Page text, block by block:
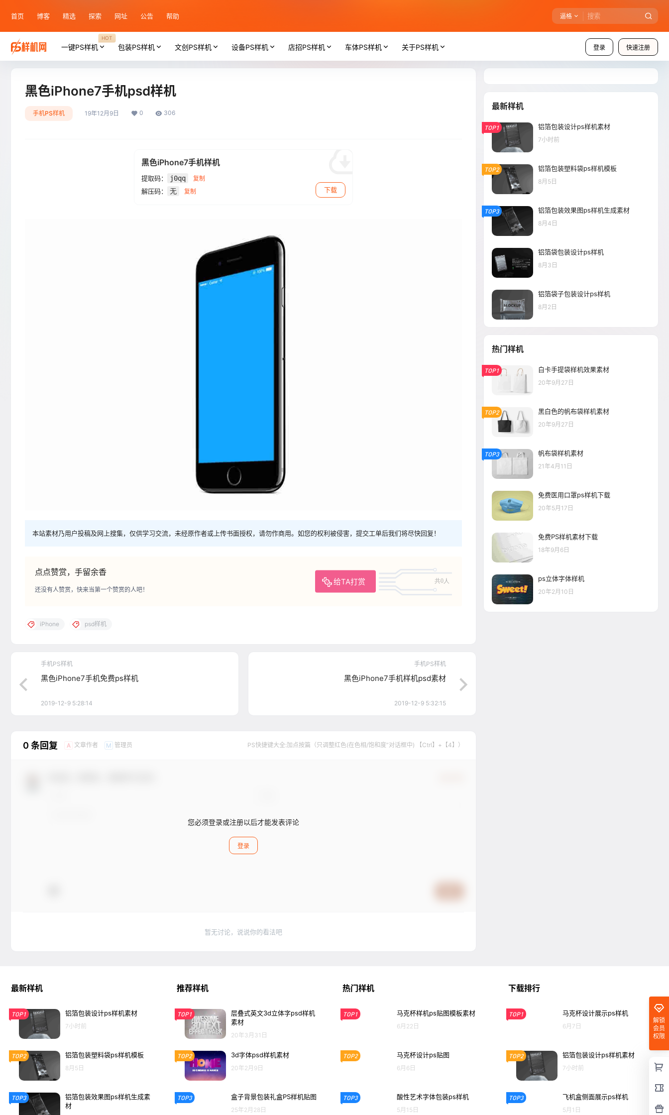
首页 博客 精选 探索 网址 公告 帮助 逼格
登录 快速注册
一键PS样机
HOT
包装PS样机 文创PS样机 设备PS样机 店招PS样机 车体PS样机 关于PS样机
黑色iPhone7手机psd样机
手机PS样机 19年12月9日 0 306
黑色iPhone7手机样机
提取码： j0qq 复制
解压码： 无 复制 下载
本站素材乃用户投稿及网上搜集，仅供学习交流，未经原作者或上传书面授权，请勿作商用。如您的权利被侵害，提交工单后我们将尽快回复！
点点赞赏，手留余香
给TA打赏 共0人
还没有人赞赏，快来当第一个赞赏的人吧！
iPhone psd样机
手机PS样机
黑色iPhone7手机免费ps样机
2019-12-9 5:28:14
手机PS样机
黑色iPhone7手机样机psd素材
2019-12-9 5:32:15
0 条回复 A 文章作者 M 管理员 PS快捷键大全:加点按篇（只调整红色(在色相/饱和度”对话框中) 【Ctrl】+【4】）
您必须登录或注册以后才能发表评论
登录
暂无讨论，说说你的看法吧
最新样机
TOP1 铝箔包装设计ps样机素材
7小时前
TOP2 铝箔包装塑料袋ps样机模板
8月5日
TOP3 铝箔包装效果图ps样机生成素材
8月4日
铝箔袋包装设计ps样机
8月3日
铝箔袋子包装设计ps样机
8月2日
热门样机
TOP1 白卡手提袋样机效果素材
20年9月27日
TOP2 黑白色的帆布袋样机素材
20年9月27日
TOP3 帆布袋样机素材
21年4月11日
免费医用口罩ps样机下载
20年5月17日
免费PS样机素材下载
18年9月6日
ps立体字体样机
20年2月10日
解锁
会员
权限
最新样机
TOP1 铝箔包装设计ps样机素材
7小时前
TOP2 铝箔包装塑料袋ps样机模板
8月5日
TOP3
铝箔包装效果图ps样机生成素
材
推荐样机
TOP1
层叠式英文3d立体字psd样机
素材
20年3月31日
TOP2 3d字体psd样机素材
20年2月9日
TOP3 盒子背景包装礼盒PS样机贴图
25年2月28日
热门样机
TOP1 马克杯样机ps贴图模板素材
6月22日
TOP2 马克杯设计ps贴图
6月6日
TOP3 酸性艺术字体包装ps样机
5月15日
下载排行
TOP1 马克杯设计展示ps样机
6月7日
TOP2 铝箔包装设计ps样机素材
7小时前
TOP3 飞机盒侧面展示ps样机
5月1日